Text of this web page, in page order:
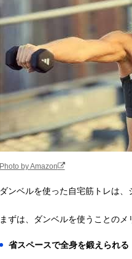
Photo by Amazon
ダンベルを使った自宅筋トレは
まずは、ダンベルを使うことのメ
省スペースで全身を鍛えられる